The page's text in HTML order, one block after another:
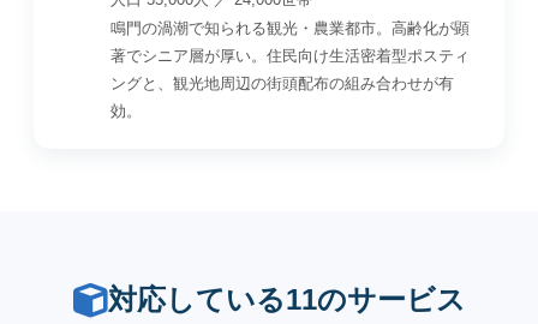
鳴門の渦潮で知られる観光・農業都市。高齢化が顕
著でシニア層が厚い。住民向け生活密着型ポスティ
ングと、観光地周辺の街頭配布の組み合わせが有
効。
対応している11のサービス